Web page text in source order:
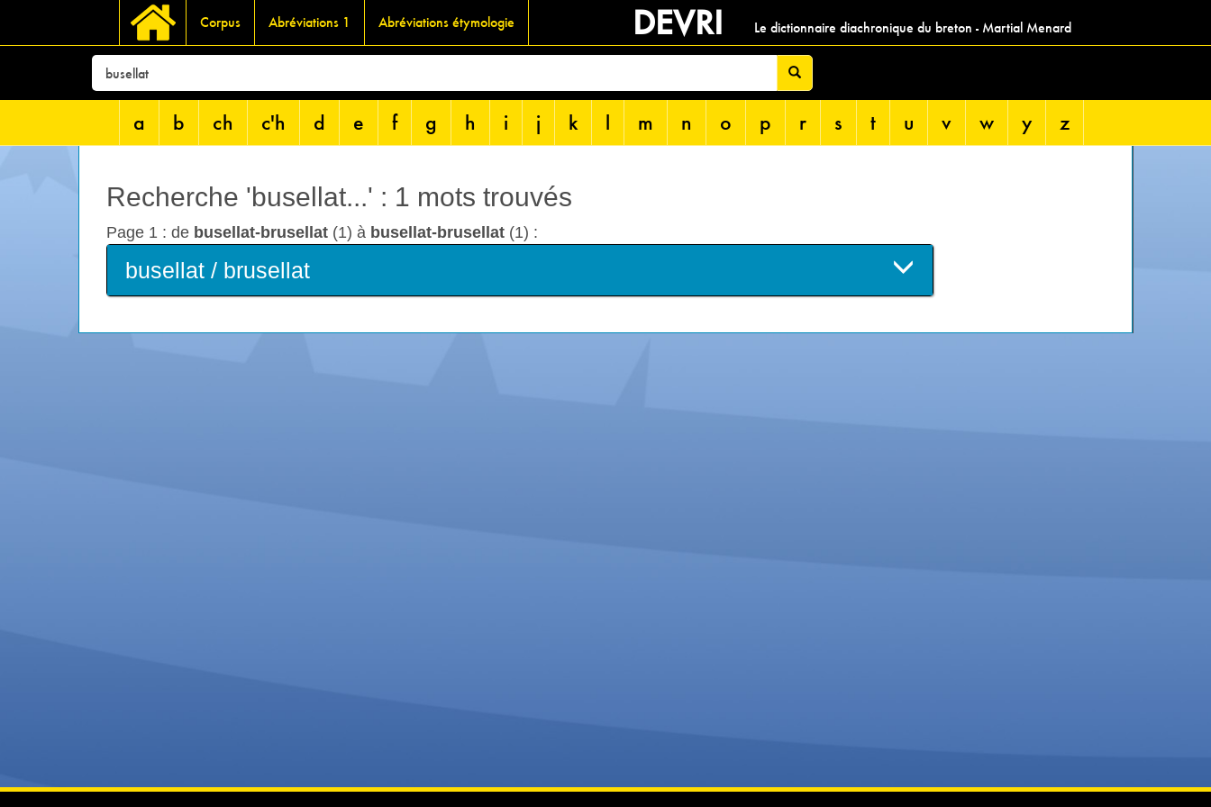
Corpus Abréviations 1 Abréviations étymologie DEVRI Le dictionnaire diachronique du breton - Martial Menard
a b ch c'h d e f g h i j k l m n o p r s t u v w y z
Recherche 'busellat...' : 1 mots trouvés
Page 1 : de busellat-brusellat (1) à busellat-brusellat (1) :
busellat / brusellat